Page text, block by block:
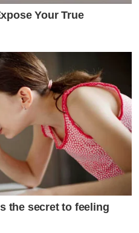
อ่าน DM ถามว่าได้ทำความรู้
ๆ แต่ยังไม่มีใครที่รู้สึกว่า
ไม่ได้รู้สึกอะไรแบบนั้น แต่
ไหนคนก็ถามตลอดมีแฟนไหม
จะใช้เวลานาน รู้สึกว่าถ้าจะ
Your True
the secret to feeling